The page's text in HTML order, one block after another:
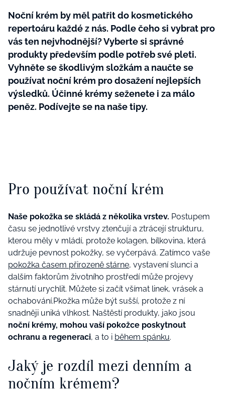
Noční krém by měl patřit do kosmetického
repertoáru každé z nás. Podle čeho si vybrat pro
vás ten nejvhodnější? Vyberte si správné
produkty především podle potřeb své pleti.
Vyhněte se škodlivým složkám a naučte se
používat noční krém pro dosažení nejlepších
výsledků. Účinné krémy seženete i za málo
peněz. Podívejte se na naše tipy.
Pro používat noční krém
Naše pokožka se skládá z několika vrstev. Postupem
času se jednotlivé vrstvy ztenčují a ztrácejí strukturu,
kterou měly v mládí, protože kolagen, bílkovina, která
udržuje pevnost pokožky, se vyčerpává. Zatímco vaše
pokožka časem přirozeně stárne, vystavení slunci a
dalším faktorům životního prostředí může projevy
stárnutí urychlit. Můžete si začít všímat linek, vrásek a
ochabování.Pkožka může být sušší, protože z ní
snadněji uniká vlhkost. Naštěstí produkty, jako jsou
noční krémy, mohou vaší pokožce poskytnout
ochranu a regeneraci, a to i během spánku.
Jaký je rozdíl mezi denním a
nočním krémem?